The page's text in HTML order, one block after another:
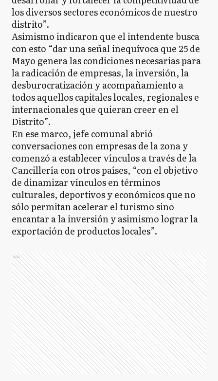
los diversos sectores económicos de nuestro
distrito”.
Asimismo indicaron que el intendente busca
con esto “dar una señal inequívoca que 25 de
Mayo genera las condiciones necesarias para
la radicación de empresas, la inversión, la
desburocratización y acompañamiento a
todos aquellos capitales locales, regionales e
internacionales que quieran creer en el
Distrito”.
En ese marco, jefe comunal abrió
conversaciones con empresas de la zona y
comenzó a establecer vínculos a través de la
Cancillería con otros países, “con el objetivo
de dinamizar vínculos en términos
culturales, deportivos y económicos que no
sólo permitan acelerar el turismo sino
encantar a la inversión y asimismo lograr la
exportación de productos locales”.
Ads